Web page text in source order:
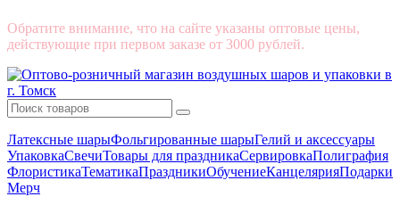
Обратите внимание, что на сайте указаны оптовые цены,
действующие при первом заказе от 3000 рублей.
Латексные шарыФольгированные шарыГелий и аксессуары
УпаковкаСвечиТовары для праздникаСервировкаПолиграфия
ФлористикаТематикаПраздникиОбучениеКанцелярияПодарки
Мерч